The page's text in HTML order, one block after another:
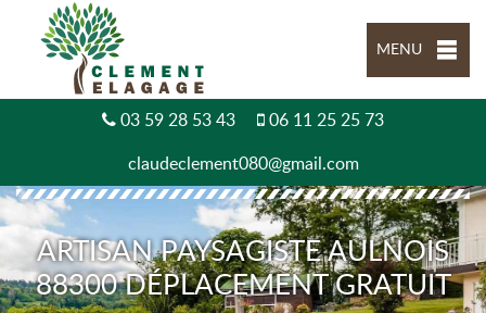
MENU
03 59 28 53 43 06 11 25 25 73
claudeclement080@gmail.com
ARTISAN PAYSAGISTE AULNOIS
88300 DÉPLACEMENT GRATUIT